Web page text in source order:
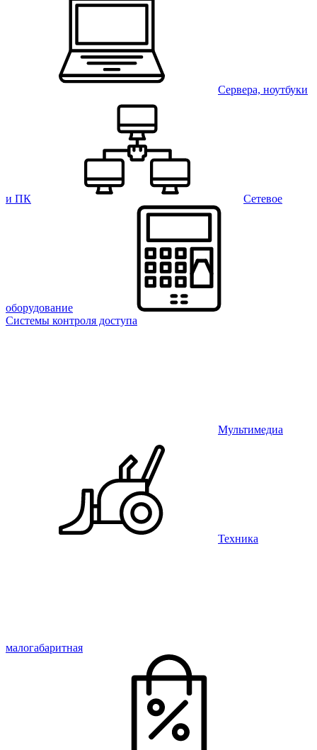
Сервера, ноутбуки
и ПК Сетевое
оборудование
Системы контроля доступа
Мультимедиа
Техника
малогабаритная